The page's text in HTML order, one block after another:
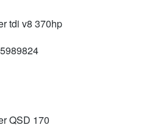
tdi v8 370hp
QSD 170